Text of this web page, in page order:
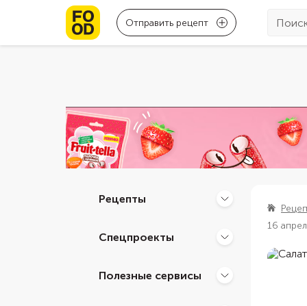
Отправить рецепт
Рецепты
Спецпроекты
Полезные сервисы
16